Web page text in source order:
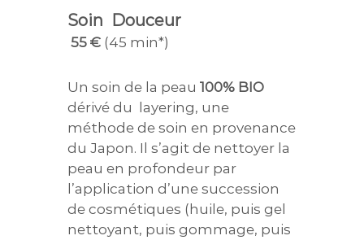
Soin Douceur
55 € (45 min*)
Un soin de la peau 100% BIO
dérivé du layering, une
méthode de soin en provenance
du Japon. Il s’agit de nettoyer la
peau en profondeur par
l’application d’une succession
de cosmétiques (huile, puis gel
nettoyant, puis gommage, puis